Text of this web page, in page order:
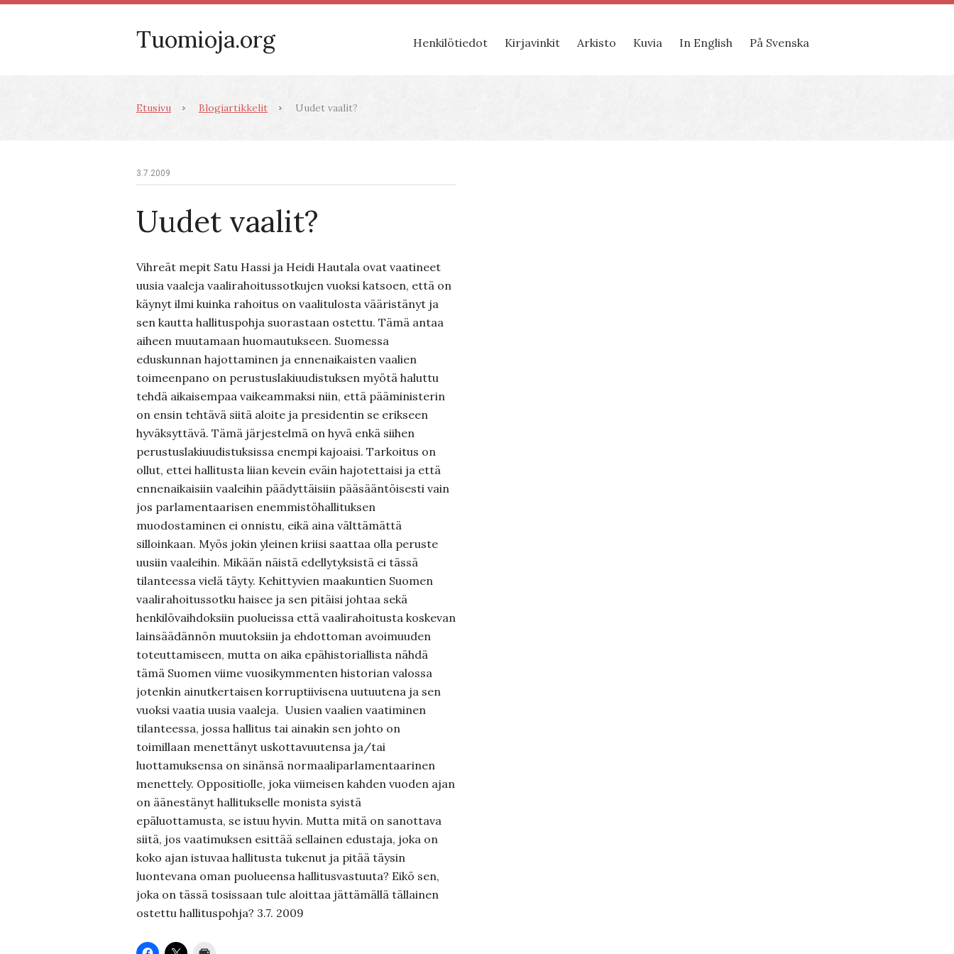
Tuomioja.org Henkilötiedot Kirjavinkit Arkisto Kuvia In English På Svenska
Etusivu Blogiartikkelit Uudet vaalit?
3.7.2009
Uudet vaalit?
Vihreät mepit Satu Hassi ja Heidi Hautala ovat vaatineet
uusia vaaleja vaalirahoitussotkujen vuoksi katsoen, että on
käynyt ilmi kuinka rahoitus on vaalitulosta vääristänyt ja
sen kautta hallituspohja suorastaan ostettu. Tämä antaa
aiheen muutamaan huomautukseen. Suomessa
eduskunnan hajottaminen ja ennenaikaisten vaalien
toimeenpano on perustuslakiuudistuksen myötä haluttu
tehdä aikaisempaa vaikeammaksi niin, että pääministerin
on ensin tehtävä siitä aloite ja presidentin se erikseen
hyväksyttävä. Tämä järjestelmä on hyvä enkä siihen
perustuslakiuudistuksissa enempi kajoaisi. Tarkoitus on
ollut, ettei hallitusta liian kevein eväin hajotettaisi ja että
ennenaikaisiin vaaleihin päädyttäisiin pääsääntöisesti vain
jos parlamentaarisen enemmistöhallituksen
muodostaminen ei onnistu, eikä aina välttämättä
silloinkaan. Myös jokin yleinen kriisi saattaa olla peruste
uusiin vaaleihin. Mikään näistä edellytyksistä ei tässä
tilanteessa vielä täyty. Kehittyvien maakuntien Suomen
vaalirahoitussotku haisee ja sen pitäisi johtaa sekä
henkilövaihdoksiin puolueissa että vaalirahoitusta koskevan
lainsäädännön muutoksiin ja ehdottoman avoimuuden
toteuttamiseen, mutta on aika epähistoriallista nähdä
tämä Suomen viime vuosikymmenten historian valossa
jotenkin ainutkertaisen korruptiivisena uutuutena ja sen
vuoksi vaatia uusia vaaleja. Uusien vaalien vaatiminen
tilanteessa, jossa hallitus tai ainakin sen johto on
toimillaan menettänyt uskottavuutensa ja/tai
luottamuksensa on sinänsä normaaliparlamentaarinen
menettely. Oppositiolle, joka viimeisen kahden vuoden ajan
on äänestänyt hallitukselle monista syistä
epäluottamusta, se istuu hyvin. Mutta mitä on sanottava
siitä, jos vaatimuksen esittää sellainen edustaja, joka on
koko ajan istuvaa hallitusta tukenut ja pitää täysin
luontevana oman puolueensa hallitusvastuuta? Eikö sen,
joka on tässä tosissaan tule aloittaa jättämällä tällainen
ostettu hallituspohja? 3.7. 2009